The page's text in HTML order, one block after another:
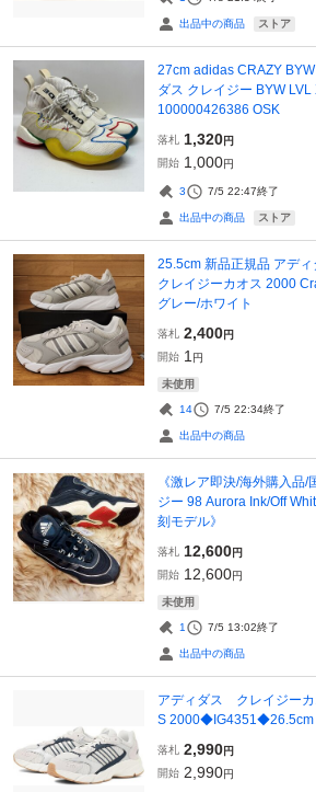
出品中の商品 ストア
27cm adidas CRAZY
ダス クレイジー BYW
100000426386 OSK
落札 1,320円
開始 1,000円
3 7/5 22:47終了
出品中の商品 ストア
25.5cm 新品正規品 アデ
クレイジーカオス 2000
グレー/ホワイト
落札 2,400円
開始 1 円
未使用
14 7/5 22:34終了
出品中の商品
《激レア即決/海外購入品
ジー 98 Aurora Ink/Off
刻モデル》
落札 12,600円
開始 12,600円
未使用
1 7/5 13:02終了
出品中の商品
アディダス クレイジー
S 2000◆IG4351◆26.5cm
落札 2,990円
開始 2,990円